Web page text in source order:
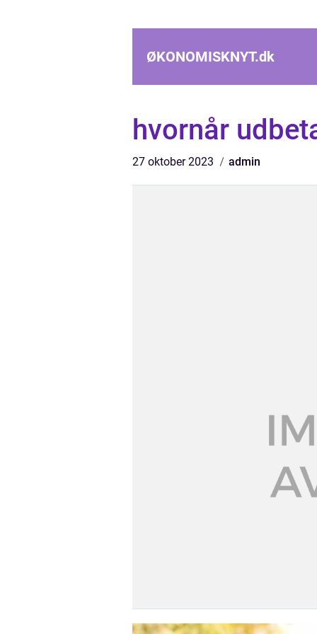
ØKONOMISKNYT.dk
hvornår
27 oktober 2023 admin